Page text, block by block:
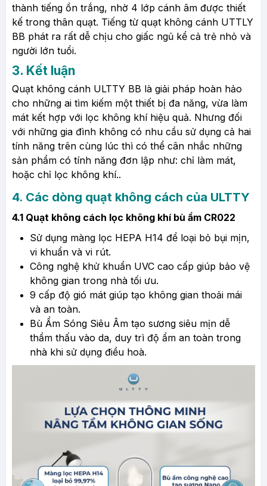
thành tiếng ồn trắng, nhờ 4 lớp cánh âm được thiết
kế trong thân quạt. Tiếng từ quạt không cánh UTTLY
BB phát ra rất dễ chịu cho giấc ngủ kể cả trẻ nhỏ và
người lớn tuổi.
3. Kết luận
Quạt không cánh ULTTY BB là giải pháp hoàn hảo
cho những ai tìm kiếm một thiết bị đa năng, vừa làm
mát kết hợp với lọc không khí hiệu quả. Nhưng đối
với những gia đình không có nhu cầu sử dụng cả hai
tính năng trên cùng lúc thì có thể cân nhắc những
sản phẩm có tính năng đơn lập như: chỉ làm mát,
hoặc chỉ lọc không khí..
4. Các dòng quạt không cách của ULTTY
4.1 Quạt không cách lọc không khí bù ẩm CR022
Sử dụng màng lọc HEPA H14 để loại bỏ bụi mịn,
vi khuẩn và vi rút.
Công nghệ khử khuẩn UVC cao cấp giúp bảo vệ
không gian trong nhà tối ưu.
9 cấp độ gió mát giúp tạo không gian thoải mái
và an toàn.
Bù Ẩm Sóng Siêu Âm tạo sương siêu mịn dễ
thẩm thấu vào da, duy trì độ ẩm an toàn trong
nhà khi sử dụng điều hoà.